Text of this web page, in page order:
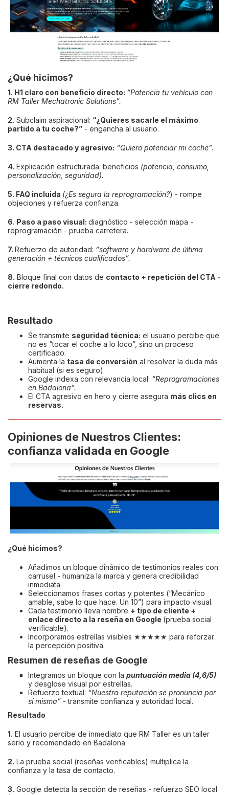
¿Qué hicimos?
1. H1 claro con beneficio directo: “Potencia tu vehículo con
RM Taller Mechatronic Solutions”.
2. Subclaim aspiracional: “¿Quieres sacarle el máximo
partido a tu coche?” - engancha al usuario.
3. CTA destacado y agresivo: “Quiero potenciar mi coche”.
4. Explicación estructurada: beneficios (potencia, consumo,
personalización, seguridad).
5. FAQ incluida (¿Es segura la reprogramación?) - rompe
objeciones y refuerza confianza.
6. Paso a paso visual: diagnóstico - selección mapa -
reprogramación - prueba carretera.
7. Refuerzo de autoridad: “software y hardware de última
generación + técnicos cualificados”.
8. Bloque final con datos de contacto + repetición del CTA -
cierre redondo.
Resultado
Se transmite seguridad técnica: el usuario percibe que
no es “tocar el coche a lo loco”, sino un proceso
certificado.
Aumenta la tasa de conversión al resolver la duda más
habitual (si es seguro).
Google indexa con relevancia local: “Reprogramaciones
en Badalona”.
El CTA agresivo en hero y cierre asegura más clics en
reservas.
Opiniones de Nuestros Clientes:
confianza validada en Google
¿Qué hicimos?
Añadimos un bloque dinámico de testimonios reales con
carrusel - humaniza la marca y genera credibilidad
inmediata.
Seleccionamos frases cortas y potentes (“Mecánico
amable, sabe lo que hace. Un 10”) para impacto visual.
Cada testimonio lleva nombre + tipo de cliente +
enlace directo a la reseña en Google (prueba social
verificable).
Incorporamos estrellas visibles ★★★★★ para reforzar
la percepción positiva.
Resumen de reseñas de Google
Integramos un bloque con la puntuación media (4,6/5)
y desglose visual por estrellas.
Refuerzo textual: “Nuestra reputación se pronuncia por
sí misma” - transmite confianza y autoridad local.
Resultado
1. El usuario percibe de inmediato que RM Taller es un taller
serio y recomendado en Badalona.
2. La prueba social (reseñas verificables) multiplica la
confianza y la tasa de contacto.
3. Google detecta la sección de reseñas - refuerzo SEO local